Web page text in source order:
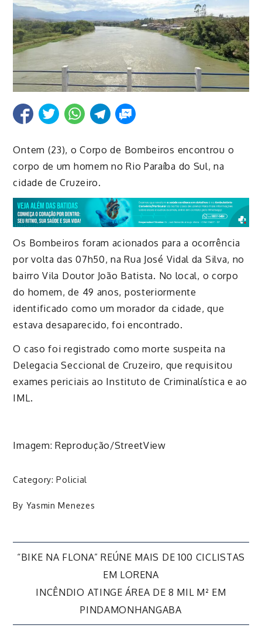
Ontem (23), o Corpo de Bombeiros encontrou o
corpo de um homem no Rio Paraíba do Sul, na
cidade de Cruzeiro.
Os Bombeiros foram acionados para a ocorrência
por volta das 07h50, na Rua José Vidal da Silva, no
bairro Vila Doutor João Batista. No local, o corpo
do homem, de 49 anos, posteriormente
identificado como um morador da cidade, que
estava desaparecido, foi encontrado.
O caso foi registrado como morte suspeita na
Delegacia Seccional de Cruzeiro, que requisitou
exames periciais ao Instituto de Criminalística e ao
IML.
Imagem: Reprodução/StreetView
Category:Policial
By Yasmin Menezes
Navegação
de
Post
“BIKE NA FLONA” REÚNE MAIS DE 100 CICLISTAS
EM LORENA
INCÊNDIO ATINGE ÁREA DE 8 MIL M² EM
PINDAMONHANGABA